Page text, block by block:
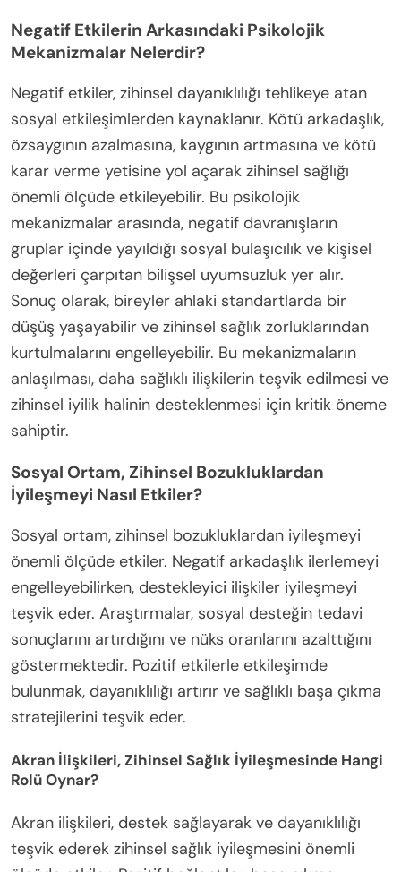
Negatif Etkilerin Arkasındaki Psikolojik
Mekanizmalar Nelerdir?
Negatif etkiler, zihinsel dayanıklılığı tehlikeye atan
sosyal etkileşimlerden kaynaklanır. Kötü arkadaşlık,
özsaygının azalmasına, kaygının artmasına ve kötü
karar verme yetisine yol açarak zihinsel sağlığı
önemli ölçüde etkileyebilir. Bu psikolojik
mekanizmalar arasında, negatif davranışların
gruplar içinde yayıldığı sosyal bulaşıcılık ve kişisel
değerleri çarpıtan bilişsel uyumsuzluk yer alır.
Sonuç olarak, bireyler ahlaki standartlarda bir
düşüş yaşayabilir ve zihinsel sağlık zorluklarından
kurtulmalarını engelleyebilir. Bu mekanizmaların
anlaşılması, daha sağlıklı ilişkilerin teşvik edilmesi ve
zihinsel iyilik halinin desteklenmesi için kritik öneme
sahiptir.
Sosyal Ortam, Zihinsel Bozukluklardan
İyileşmeyi Nasıl Etkiler?
Sosyal ortam, zihinsel bozukluklardan iyileşmeyi
önemli ölçüde etkiler. Negatif arkadaşlık ilerlemeyi
engelleyebilirken, destekleyici ilişkiler iyileşmeyi
teşvik eder. Araştırmalar, sosyal desteğin tedavi
sonuçlarını artırdığını ve nüks oranlarını azalttığını
göstermektedir. Pozitif etkilerle etkileşimde
bulunmak, dayanıklılığı artırır ve sağlıklı başa çıkma
stratejilerini teşvik eder.
Akran İlişkileri, Zihinsel Sağlık İyileşmesinde Hangi
Rolü Oynar?
Akran ilişkileri, destek sağlayarak ve dayanıklılığı
teşvik ederek zihinsel sağlık iyileşmesini önemli